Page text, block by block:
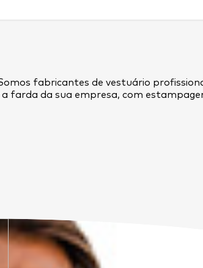
fabricantes de vestuário
farda da sua empresa, com